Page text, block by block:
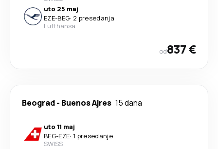
uto 25 maj
EZE-BEG· 2 presedanja
Lufthansa
od837 €
Beograd- Buenos Ajres 15 dana
uto 11 maj
BEG-EZE· 1 presedanje
SWISS